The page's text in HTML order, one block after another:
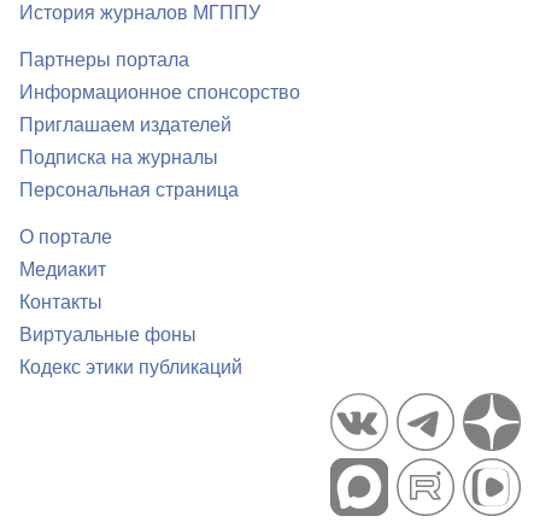
История журналов МГППУ
Партнеры портала
Информационное спонсорство
Приглашаем издателей
Подписка на журналы
Персональная страница
О портале
Медиакит
Контакты
Виртуальные фоны
Кодекс этики публикаций